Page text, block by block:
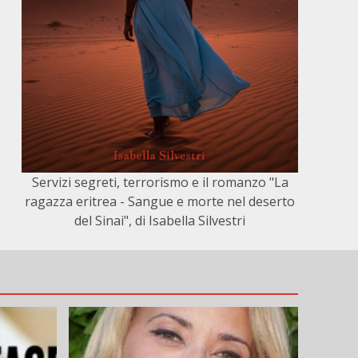
Servizi segreti, terrorismo e il romanzo "La
ragazza eritrea - Sangue e morte nel deserto
del Sinai", di Isabella Silvestri